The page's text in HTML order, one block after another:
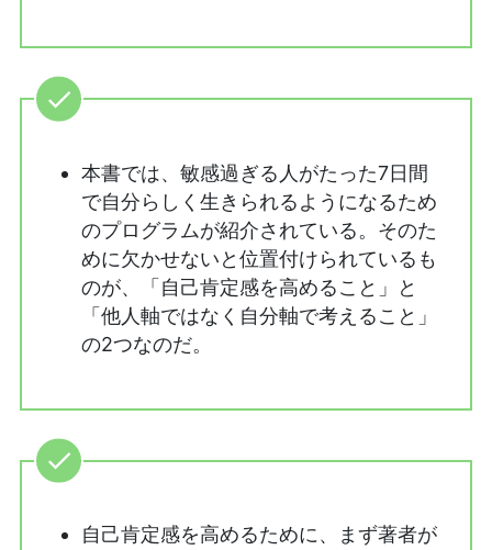
本書では、敏感過ぎる人がたった7日間
で自分らしく生きられるようになるため
のプログラムが紹介されている。そのた
めに欠かせないと位置付けられているも
のが、「自己肯定感を高めること」と
「他人軸ではなく自分軸で考えること」
の2つなのだ。
自己肯定感を高めるために、まず著者が